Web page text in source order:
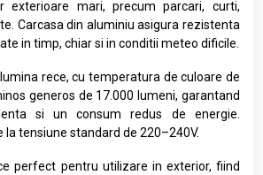
exterioare mari, precum parcari, curti,
Carcasa din aluminiu asigura rezistenta
in timp, chiar si in conditii meteo dificile.
rece, cu temperatura de culoare de
generos de 17.000 lumeni, garantand
si un consum redus de energie.
tensiune standard de 220–240V.
perfect pentru utilizare in exterior, fiind